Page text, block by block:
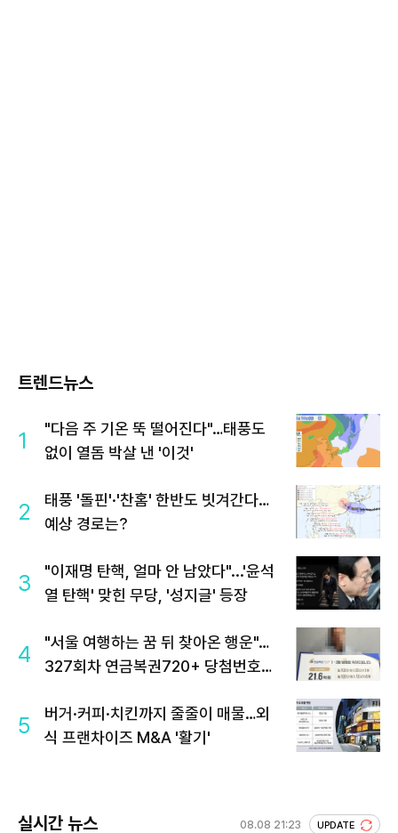
트렌드뉴스
1
"다음 주 기온 뚝 떨어진다"…태풍도
없이 열돔 박살 낸 '이것'
2
태풍 '돌핀'·'찬홈' 한반도 빗겨간다…
예상 경로는?
3
"이재명 탄핵, 얼마 안 남았다"...'윤석
열 탄핵' 맞힌 무당, '성지글' 등장
4
"서울 여행하는 꿈 뒤 찾아온 행운"…
327회차 연금복권720+ 당첨번호조
5
버거·커피·치킨까지 줄줄이 매물…외
식 프랜차이즈 M&A '활기'
실시간 뉴스 08.08 21:23 UPDATE